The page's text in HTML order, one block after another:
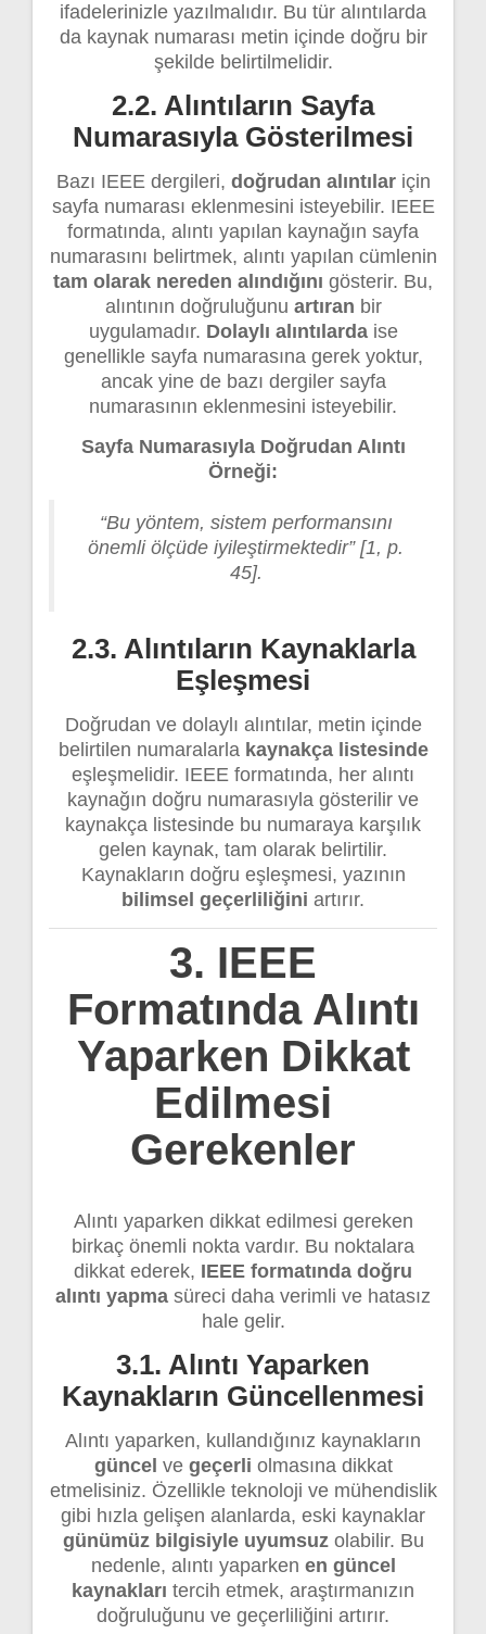
ifadelerinizle yazılmalıdır. Bu tür alıntılarda
da kaynak numarası metin içinde doğru bir
şekilde belirtilmelidir.
2.2. Alıntıların Sayfa
Numarasıyla Gösterilmesi
Bazı IEEE dergileri, doğrudan alıntılariçin
sayfa numarası eklenmesini isteyebilir. IEEE
formatında, alıntı yapılan kaynağın sayfa
numarasını belirtmek, alıntı yapılan cümlenin
tam olarak nereden alındığını gösterir. Bu,
alıntının doğruluğunu artıran bir
uygulamadır. Dolaylı alıntılardaise
genellikle sayfa numarasına gerek yoktur,
ancak yine de bazı dergiler sayfa
numarasının eklenmesini isteyebilir.
Sayfa Numarasıyla Doğrudan Alıntı
Örneği:
“Bu yöntem, sistem performansını
önemli ölçüde iyileştirmektedir” [1, p.
45].
2.3. Alıntıların Kaynaklarla
Eşleşmesi
Doğrudan ve dolaylı alıntılar, metin içinde
belirtilen numaralarla kaynakça listesinde
eşleşmelidir. IEEE formatında, her alıntı
kaynağın doğru numarasıyla gösterilir ve
kaynakça listesinde bu numaraya karşılık
gelen kaynak, tam olarak belirtilir.
Kaynakların doğru eşleşmesi, yazının
bilimsel geçerliliğini artırır.
3. IEEE
Formatında Alıntı
Yaparken Dikkat
Edilmesi
Gerekenler
Alıntı yaparken dikkat edilmesi gereken
birkaç önemli nokta vardır. Bu noktalara
dikkat ederek, IEEE formatında doğru
alıntı yapma süreci daha verimli ve hatasız
hale gelir.
3.1. Alıntı Yaparken
Kaynakların Güncellenmesi
Alıntı yaparken, kullandığınız kaynakların
güncel ve geçerli olmasına dikkat
etmelisiniz. Özellikle teknoloji ve mühendislik
gibi hızla gelişen alanlarda, eski kaynaklar
günümüz bilgisiyle uyumsuzolabilir. Bu
nedenle, alıntı yaparken en güncel
kaynakları tercih etmek, araştırmanızın
doğruluğunu ve geçerliliğini artırır.